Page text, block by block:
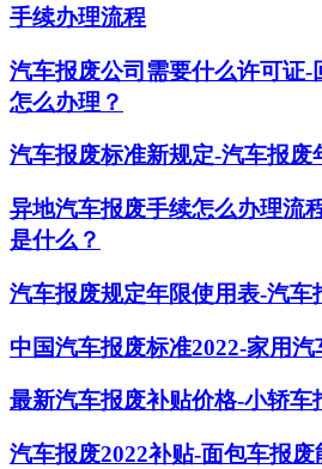
手续办理流程
汽车报废公司需要什么许可证-
怎么办理？
汽车报废标准新规定-汽车报废
异地汽车报废手续怎么办理流
是什么？
汽车报废规定年限使用表-汽车
中国汽车报废标准2022-家用汽
最新汽车报废补贴价格-小轿车
汽车报废2022补贴-面包车报废